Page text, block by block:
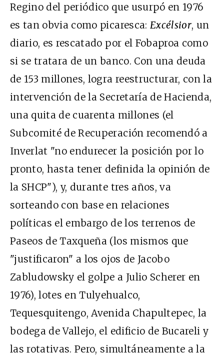
Regino del periódico que usurpó en 1976
es tan obvia como picaresca: Excélsior, un
diario, es rescatado por el Fobaproa como
si se tratara de un banco. Con una deuda
de 153 millones, logra reestructurar, con la
intervención de la Secretaría de Hacienda,
una quita de cuarenta millones (el
Subcomité de Recuperación recomendó a
Inverlat "no endurecer la posición por lo
pronto, hasta tener definida la opinión de
la SHCP"), y, durante tres años, va
sorteando con base en relaciones
políticas el embargo de los terrenos de
Paseos de Taxqueña (los mismos que
"justificaron" a los ojos de Jacobo
Zabludowsky el golpe a Julio Scherer en
1976), lotes en Tulyehualco,
Tequesquitengo, Avenida Chapultepec, la
bodega de Vallejo, el edificio de Bucareli y
las rotativas. Pero, simultáneamente a la